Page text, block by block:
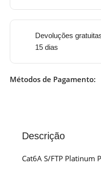
Devoluções
15 dias
Métodos de Pagamento:
Descrição
Cat6A S/FTP Platinum